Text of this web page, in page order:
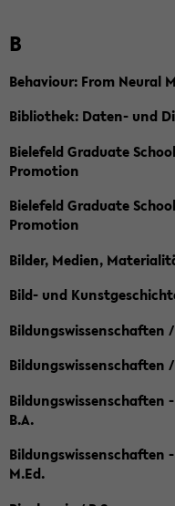
B
Behaviour: From Neural
Bibliothek: Daten- und
Bielefeld Graduate
Promotion
Bielefeld Graduate
Promotion
Bilder, Medien,
Bild- und
Bildungswissenschaften
Bildungswissenschaften
B.A.
M.Ed.